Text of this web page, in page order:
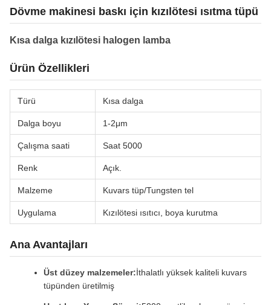
Dövme makinesi baskı için kızılötesi ısıtma tüpü
Kısa dalga kızılötesi halogen lamba
Ürün Özellikleri
Türü Kısa dalga
Dalga boyu 1-2μm
Çalışma saati Saat 5000
Renk Açık.
Malzeme Kuvars tüp/Tungsten tel
Uygulama Kızılötesi ısıtıcı, boya kurutma
Ana Avantajları
Üst düzey malzemeler:İthalatlı yüksek kaliteli kuvars
tüpünden üretilmiş